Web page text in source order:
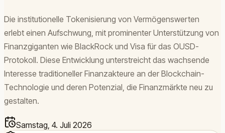
Die institutionelle Tokenisierung von Vermögenswerten
erlebt einen Aufschwung, mit prominenter Unterstützung von
Finanzgiganten wie BlackRock und Visa für das OUSD-
Protokoll. Diese Entwicklung unterstreicht das wachsende
Interesse traditioneller Finanzakteure an der Blockchain-
Technologie und deren Potenzial, die Finanzmärkte neu zu
gestalten.
Samstag, 4. Juli 2026